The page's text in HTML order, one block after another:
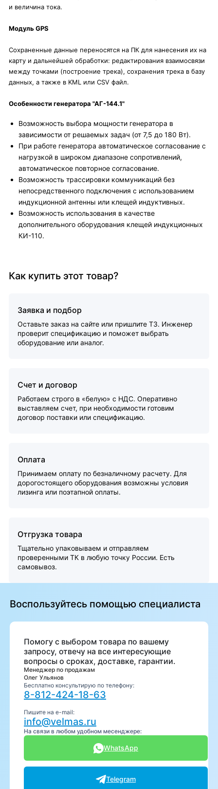
и величина тока.
Модуль GPS
Сохраненные данные переносятся на ПК для нанесения их на
карту и дальнейшей обработки: редактирования взаимосвязи
между точками (построение трека), сохранения трека в базу
данных, а также в KML или CSV файл.
Особенности генератора "АГ-144.1"
Возможность выбора мощности генератора в
зависимости от решаемых задач (от 7,5 до 180 Вт).
При работе генератора автоматическое согласование с
нагрузкой в широком диапазоне сопротивлений,
автоматическое повторное согласование.
Возможность трассировки коммуникаций без
непосредственного подключения с использованием
индукционной антенны или клещей индуктивных.
Возможность использования в качестве
дополнительного оборудования клещей индукционных
КИ-110.
Как купить этот товар?
Заявка и подбор
Оставьте заказ на сайте или пришлите ТЗ. Инженер
проверит спецификацию и поможет выбрать
оборудование или аналог.
Счет и договор
Работаем строго в «белую» с НДС. Оперативно
выставляем счет, при необходимости готовим
договор поставки или спецификацию.
Оплата
Принимаем оплату по безналичному расчету. Для
дорогостоящего оборудования возможны условия
лизинга или поэтапной оплаты.
Отгрузка товара
Тщательно упаковываем и отправляем
проверенными ТК в любую точку России. Есть
самовывоз.
Воспользуйтесь помощью специалиста
Помогу с выбором товара по вашему
запросу, отвечу на все интересующие
вопросы о сроках, доставке, гарантии.
Менеджер по продажам
Олег Ульянов
Бесплатно консультирую по телефону:
8-812-424-18-63
Пишите на e-mail:
info@velmas.ru
На связи в любом удобном месенджере:
WhatsApp
Telegram